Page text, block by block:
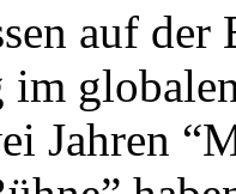
auf
im
Jahren